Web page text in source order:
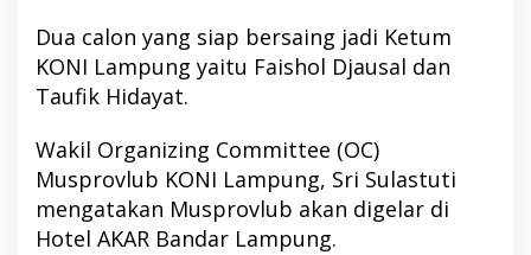
Dua calon yang siap bersaing jadi Ketum
KONI Lampung yaitu Faishol Djausal dan
Taufik Hidayat.
Wakil Organizing Committee (OC)
Musprovlub KONI Lampung, Sri Sulastuti
mengatakan Musprovlub akan digelar di
Hotel AKAR Bandar Lampung.